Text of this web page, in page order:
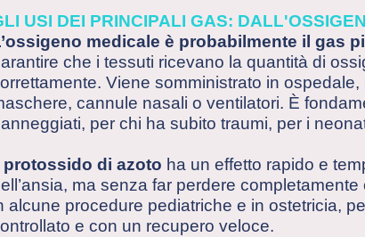
USI DEI PRINCIPALI GAS:
medicale è probabilmente il gas
che i tessuti ricevano la quantità di
Viene somministrato in
cannule nasali o ventilatori. È
per chi ha subito traumi, per i
protossido di azoto ha un effetto rapido e
ma senza far perdere
alcune procedure pediatriche e in ostetricia,
e con un recupero veloce.